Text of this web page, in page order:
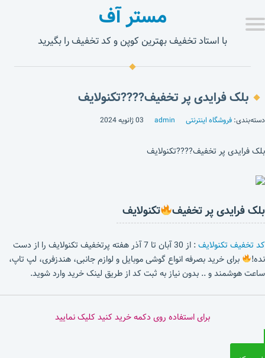
مستر آف
با استاد تخفیف بهترین کوپن و کد تخفیف را بگیرید
بلک فرایدی پر تخفیف????تکنولایف
دسته‌بندی: فروشگاه اینترنتی admin 03 ژانویه 2024
بلک فرایدی پر تخفیف????تکنولایف
بلک فرایدی پر تخفیف تکنولایف
کد تخفیف تکنولایف
: از 30 آبان تا 7 آذر هفته پرتخفیف تکنولایف را از دست
نده!
برای خرید بصرفه انواع گوشی موبایل و لوازم جانبی، هندزفری، لپ تاپ،
ساعت هوشمند و .. بدون نیاز به ثبت کد از طریق لینک خرید وارد شوید.
برای استفاده روی دکمه خرید کنید کلیک نمایید